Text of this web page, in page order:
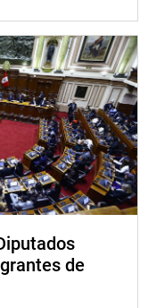
al
subrayaron la
por la salud
a los medicamentos.
citar a la ministra
que informe sobre
ocurrió también en
aquí se haya dado
denuncias.
de